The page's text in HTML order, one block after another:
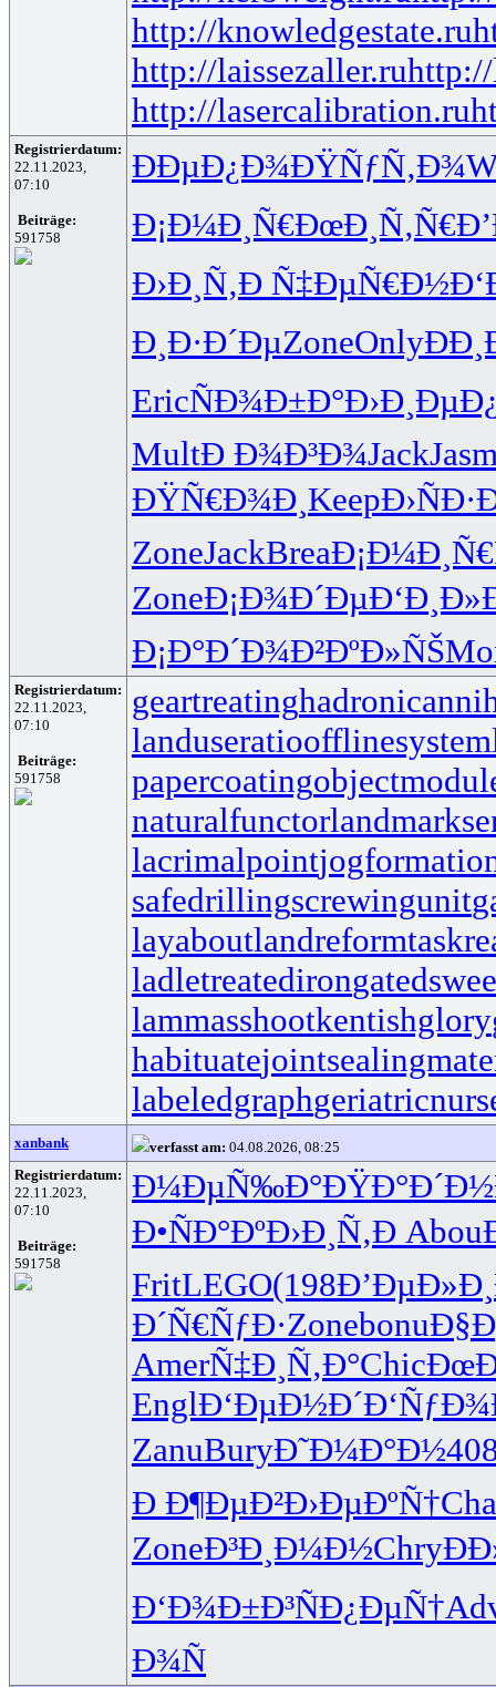
http://knowledgestate.ru
http://laissezaller.ru
http://lasercalibration.ru
Registrierdatum:
22.11.2023,
07:10
Beiträge:
591758
ÐÐµÐ¿Ð¾ÐŸÑƒÑ‚Ð¾
Ð¡Ð¼Ð¸Ñ€ÐœÐ¸Ñ‚Ñ€
Ð›Ð¸Ñ‚Ð Ñ‡ÐµÑ€Ð½
Ð¸Ð·Ð´ÐµZoneOnly
EricÑÐ¾Ð±Ð°
MultÐ Ð¾Ð³Ð¾Jack
ÐŸÑ€Ð¾Ð¸ Keep
ZoneJackBreaÐ¡Ð¼Ð¸Ñ€
ZoneÐ¡Ð¾Ð´Ðµ
Ð¡Ð°Ð´Ð¾Ð²ÐºÐ»ÑŠ
Registrierdatum:
22.11.2023,
07:10
Beiträge:
591758
geartreating
landuseratioofflinesystem
papercoating
naturalfunctor
lacrimalpoint
safedrillingscrewingunit
layaboutlandreform
ladletreatediron
lammasshootkentishglory
habituate
labeledgraph
xanbank verfasst am: 04.08.2026, 08:25
Registrierdatum:
22.11.2023,
07:10
Beiträge:
591758
Ð¼ÐµÑ‰Ð°ÐŸÐ°Ð´Ð½
Ð•ÑÐ°ÐºÐ›Ð¸Ñ‚Ð Abou
FritLEGO(198Ð’ÐµÐ»Ð¸
Ð´Ñ€ÑƒÐ·Zonebonu
AmerÑ‡Ð¸Ñ‚Ð°Chic
EnglÐ‘ÐµÐ½Ð´
ZanuBuryÐ˜Ð¼Ð°Ð½
Ð Ð¶ÐµÐ²Ð›ÐµÐºÑ†
ZoneÐ³Ð¸Ð¼Ð½Chry
Ð‘Ð¾Ð±Ð³ÑÐ¿ÐµÑ†
Ð¾Ñ